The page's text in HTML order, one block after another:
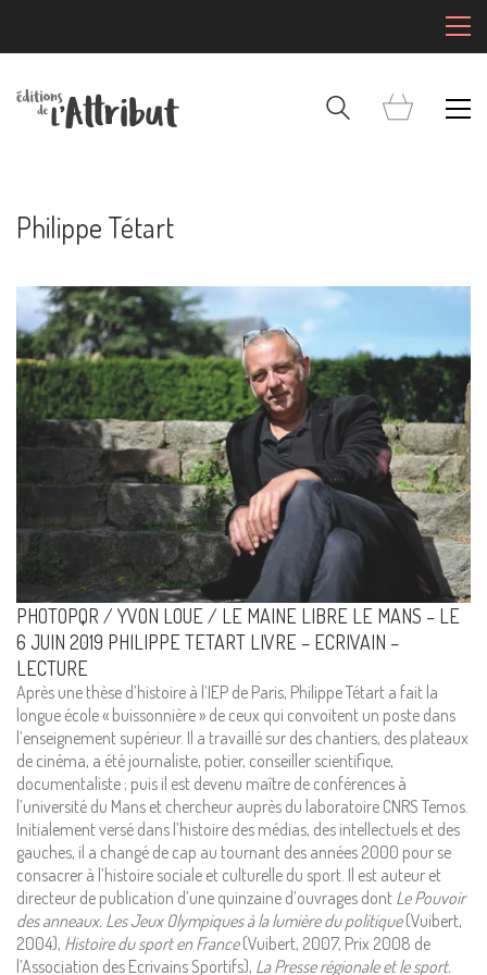
Philippe Tétart
PHOTOPQR / YVON LOUE / LE MAINE LIBRE LE MANS – LE
6 JUIN 2019 PHILIPPE TETART LIVRE – ECRIVAIN –
LECTURE
Après une thèse d’histoire à l’IEP de Paris, Philippe Tétart a fait la
longue école « buissonnière » de ceux qui convoitent un poste dans
l’enseignement supérieur. Il a travaillé sur des chantiers, des plateaux
de cinéma, a été journaliste, potier, conseiller scientifique,
documentaliste ; puis il est devenu maître de conférences à
l’université du Mans et chercheur auprès du laboratoire CNRS Temos.
Initialement versé dans l’histoire des médias, des intellectuels et des
gauches, il a changé de cap au tournant des années 2000 pour se
consacrer à l’histoire sociale et culturelle du sport. Il est auteur et
directeur de publication d’une quinzaine d’ouvrages dont Le Pouvoir
des anneaux. Les Jeux Olympiques à la lumière du politique(Vuibert,
2004), Histoire du sport en France(Vuibert, 2007, Prix 2008 de
l’Association des Ecrivains Sportifs), La Presse régionale et le sport.
Mentions Légales
Pour consulter nos CGV,
mentions légales,
politique de cookies :
cliquez ici
Pour nous contacter ou s'inscrire à l'infolettre mensuelle